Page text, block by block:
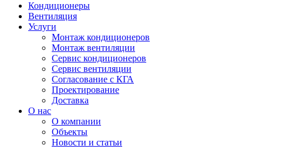
Кондиционеры
Вентиляция
Услуги
Монтаж кондиционеров
Монтаж вентиляции
Сервис кондиционеров
Сервис вентиляции
Согласование с КГА
Проектирование
Доставка
О нас
О компании
Объекты
Новости и статьи